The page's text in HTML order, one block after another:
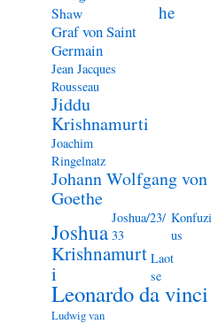
Shaw
he
Graf von Saint
Germain
Jean Jacques
Rousseau
Jiddu
Krishnamurti
Joachim
Ringelnatz
Johann Wolfgang von
Goethe
Joshua
Joshua/23/
33
Konfuzi
us
Krishnamurt
i
Laot
se
Leonardo da vinci
Ludwig van